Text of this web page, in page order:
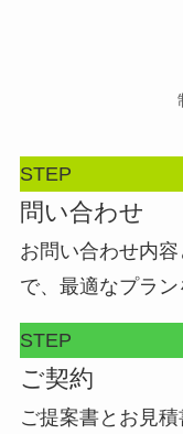
STEP
問い合わせ
お問い合わせ内
で、最適なプラン
STEP
ご契約
ご提案書とお見